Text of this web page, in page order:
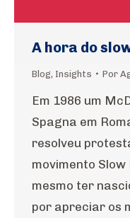
A hora do
Blog, Insights Por
Em 1986 um
Spagna em
resolveu
movimento Slow
mesmo ter
por apreciar os